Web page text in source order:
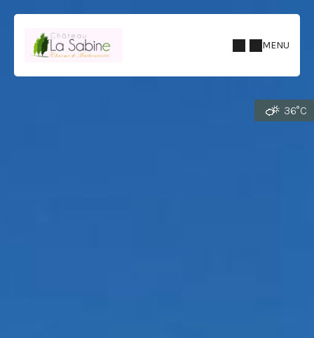
MENU
36°C